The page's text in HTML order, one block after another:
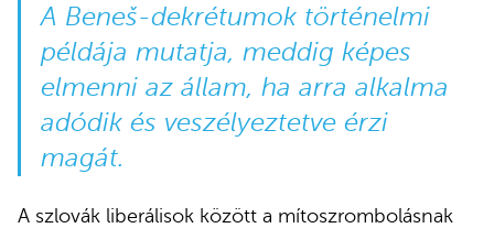
A Beneš-dekrétumok történelmi
példája mutatja, meddig képes
elmenni az állam, ha arra alkalma
adódik és veszélyeztetve érzi
magát.
A szlovák liberálisok között a mítoszrombolásnak